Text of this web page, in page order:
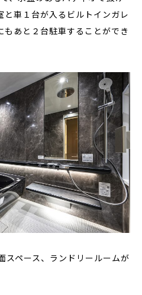
車１台が入るビルトインガレ
あと２台駐車することができ
スペース、ランドリールームが